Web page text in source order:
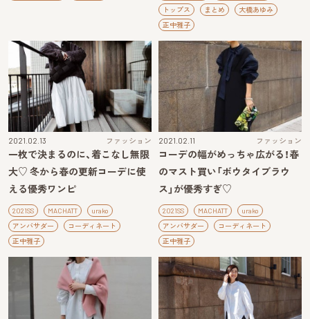
トップス
まとめ
大橋あゆみ
正中雅子
2021.02.13 ファッション
一枚で決まるのに、着こなし無限
大♡ 冬から春の更新コーデに使
える優秀ワンピ
2021SS MACHATT
urako
アンバサダー
コーディネート
正中雅子
2021.02.11 ファッション
コーデの幅がめっちゃ広がる！春
のマスト買い「ボウタイブラウ
ス」が優秀すぎ♡
2021SS MACHATT
urako
アンバサダー
コーディネート
正中雅子